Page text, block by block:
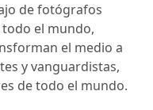
de fotógrafos
el mundo,
el medio a
y vanguardistas,
de todo el mundo.